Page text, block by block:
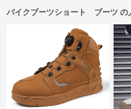
バイクブーツショート ブーツ の